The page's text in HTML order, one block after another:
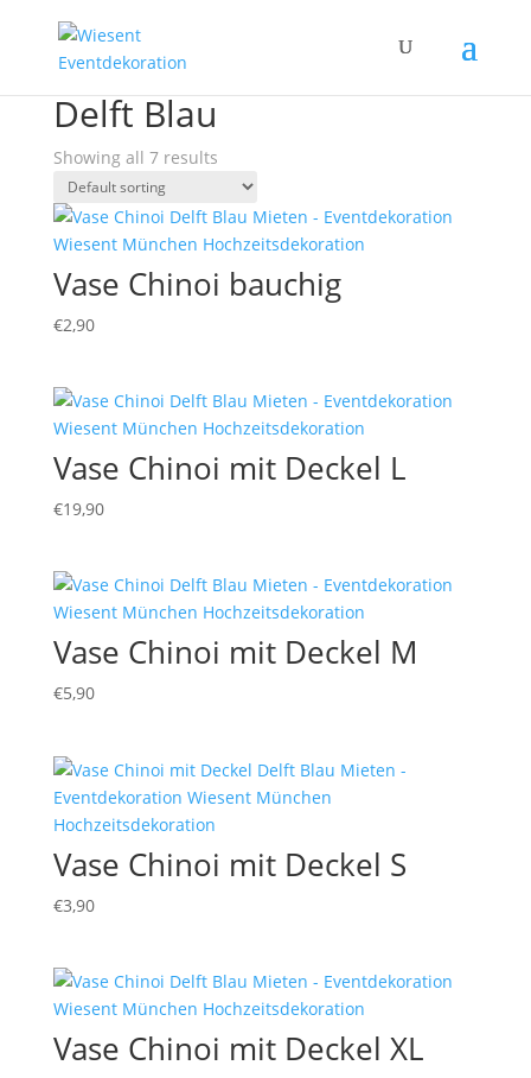
Delft Blau
Showing all 7 results
Vase Chinoi bauchig
€2,90
Vase Chinoi mit Deckel L
€19,90
Vase Chinoi mit Deckel M
€5,90
Vase Chinoi mit Deckel S
€3,90
Vase Chinoi mit Deckel XL